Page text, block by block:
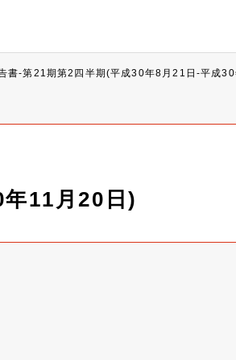
書-第21期第2四半期(平成30年8月21日-平成
11月20日)